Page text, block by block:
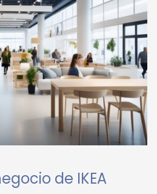
de IKEA